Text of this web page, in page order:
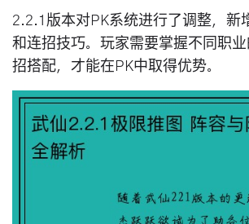
2.2.1版本对PK系统进行了调整，新
和连招技巧。玩家需要掌握不同职
招搭配，才能在PK中取得优势。